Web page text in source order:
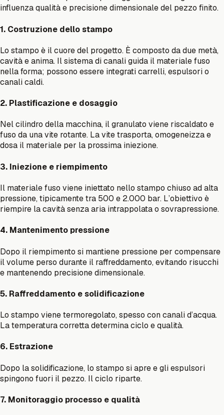
influenza qualità e precisione dimensionale del pezzo finito.
1. Costruzione dello stampo
Lo stampo è il cuore del progetto. È composto da due metà,
cavità e anima. Il sistema di canali guida il materiale fuso
nella forma; possono essere integrati carrelli, espulsori o
canali caldi.
2. Plastificazione e dosaggio
Nel cilindro della macchina, il granulato viene riscaldato e
fuso da una vite rotante. La vite trasporta, omogeneizza e
dosa il materiale per la prossima iniezione.
3. Iniezione e riempimento
Il materiale fuso viene iniettato nello stampo chiuso ad alta
pressione, tipicamente tra 500 e 2.000 bar. L’obiettivo è
riempire la cavità senza aria intrappolata o sovrapressione.
4. Mantenimento pressione
Dopo il riempimento si mantiene pressione per compensare
il volume perso durante il raffreddamento, evitando risucchi
e mantenendo precisione dimensionale.
5. Raffreddamento e solidificazione
Lo stampo viene termoregolato, spesso con canali d’acqua.
La temperatura corretta determina ciclo e qualità.
6. Estrazione
Dopo la solidificazione, lo stampo si apre e gli espulsori
spingono fuori il pezzo. Il ciclo riparte.
7. Monitoraggio processo e qualità